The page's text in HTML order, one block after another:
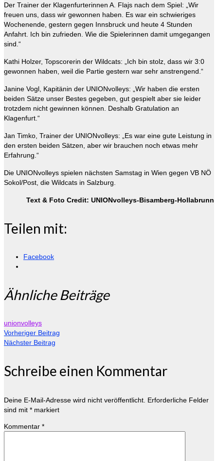
Der Trainer der Klagenfurterinnen A. Flajs nach dem Spiel: „Wir
freuen uns, dass wir gewonnen haben. Es war ein schwieriges
Wochenende, gestern gegen Innsbruck und heute 4 Stunden
Anfahrt. Ich bin zufrieden. Wie die Spielerinnen damit umgegangen
sind.“
Kathi Holzer, Topscorerin der Wildcats: „Ich bin stolz, dass wir 3:0
gewonnen haben, weil die Partie gestern war sehr anstrengend.“
Janine Vogl, Kapitänin der UNIONvolleys: „Wir haben die ersten
beiden Sätze unser Bestes gegeben, gut gespielt aber sie leider
trotzdem nicht gewinnen können. Deshalb Gratulation an
Klagenfurt.“
Jan Timko, Trainer der UNIONvolleys: „Es war eine gute Leistung in
den ersten beiden Sätzen, aber wir brauchen noch etwas mehr
Erfahrung.“
Die UNIONvolleys spielen nächsten Samstag in Wien gegen VB NÖ
Sokol/Post, die Wildcats in Salzburg.
Text & Foto Credit: UNIONvolleys-Bisamberg-Hollabrunn
Teilen mit:
Facebook
Ähnliche Beiträge
unionvolleys
Vorheriger Beitrag
Nächster Beitrag
Schreibe einen Kommentar
Deine E-Mail-Adresse wird nicht veröffentlicht. Erforderliche Felder
sind mit * markiert
Kommentar *